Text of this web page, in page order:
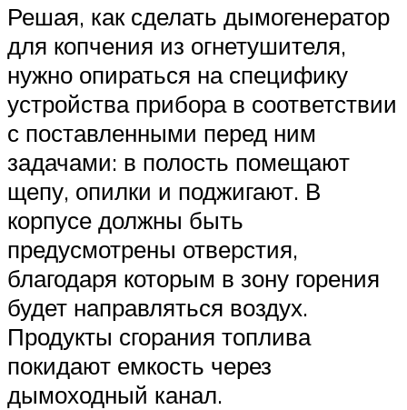
Решая, как сделать дымогенератор
для копчения из огнетушителя,
нужно опираться на специфику
устройства прибора в соответствии
с поставленными перед ним
задачами: в полость помещают
щепу, опилки и поджигают. В
корпусе должны быть
предусмотрены отверстия,
благодаря которым в зону горения
будет направляться воздух.
Продукты сгорания топлива
покидают емкость через
дымоходный канал.